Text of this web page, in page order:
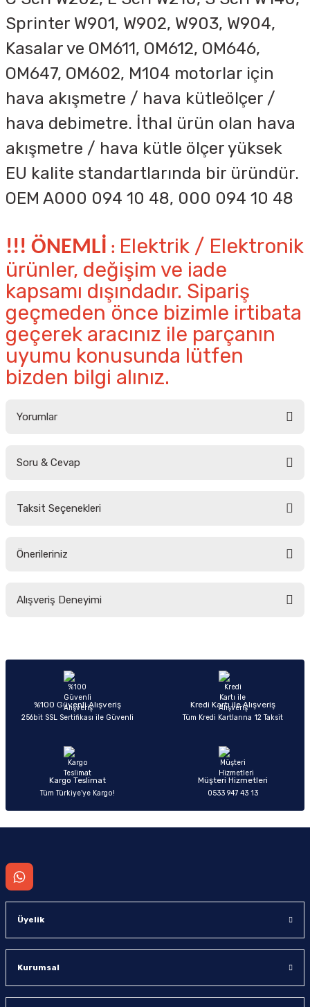
Sprinter W901, W902, W903, W904,
Kasalar ve OM611, OM612, OM646,
OM647, OM602, M104 motorlar için
hava akışmetre / hava kütleölçer /
hava debimetre. İthal ürün olan hava
akışmetre / hava kütle ölçer yüksek
EU kalite standartlarında bir üründür.
OEM A000 094 10 48, 000 094 10 48
!!! ÖNEMLİ : Elektrik / Elektronik
ürünler, değişim ve iade
kapsamı dışındadır. Sipariş
geçmeden önce bizimle irtibata
geçerek aracınız ile parçanın
uyumu konusunda lütfen
bizden bilgi alınız.
Yorumlar
Soru & Cevap
Taksit Seçenekleri
Önerileriniz
yetersiz gördüğünüz noktaları öneri formunu kullanarak tarafımıza
Ürün açıklamasında eksik bilgiler bulunuyor.
Ürün bilgilerinde hatalar bulunuyor.
Ürün fiyatı diğer sitelerden daha pahalı.
Alışveriş Deneyimi
Sitemize ilk yorumu siz yapın!
%100 Güvenli Alışveriş
256bit SSL Sertifikası ile Güvenli
Kredi Kartı ile Alışveriş
Tüm Kredi Kartlarına 12 Taksit
Kargo Teslimat
Tüm Türkiye’ye Kargo!
Müşteri Hizmetleri
0533 947 43 13
Üyelik
Kurumsal